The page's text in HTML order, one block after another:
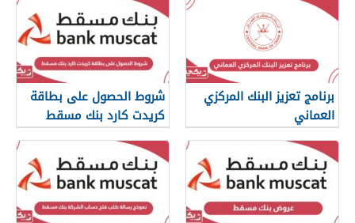
برنامج تعزيز البنك المركزي
العماني
شروط الحصول على بطاقة
كريدت كارد بنك مسقط